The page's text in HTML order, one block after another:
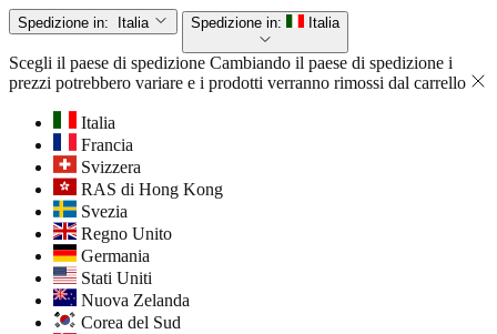
Spedizione in: Italia Spedizione in: Italia
Scegli il paese di spedizione Cambiando il paese di spedizione i
prezzi potrebbero variare e i prodotti verranno rimossi dal carrello
Italia
Francia
Svizzera
RAS di Hong Kong
Svezia
Regno Unito
Germania
Stati Uniti
Nuova Zelanda
Corea del Sud